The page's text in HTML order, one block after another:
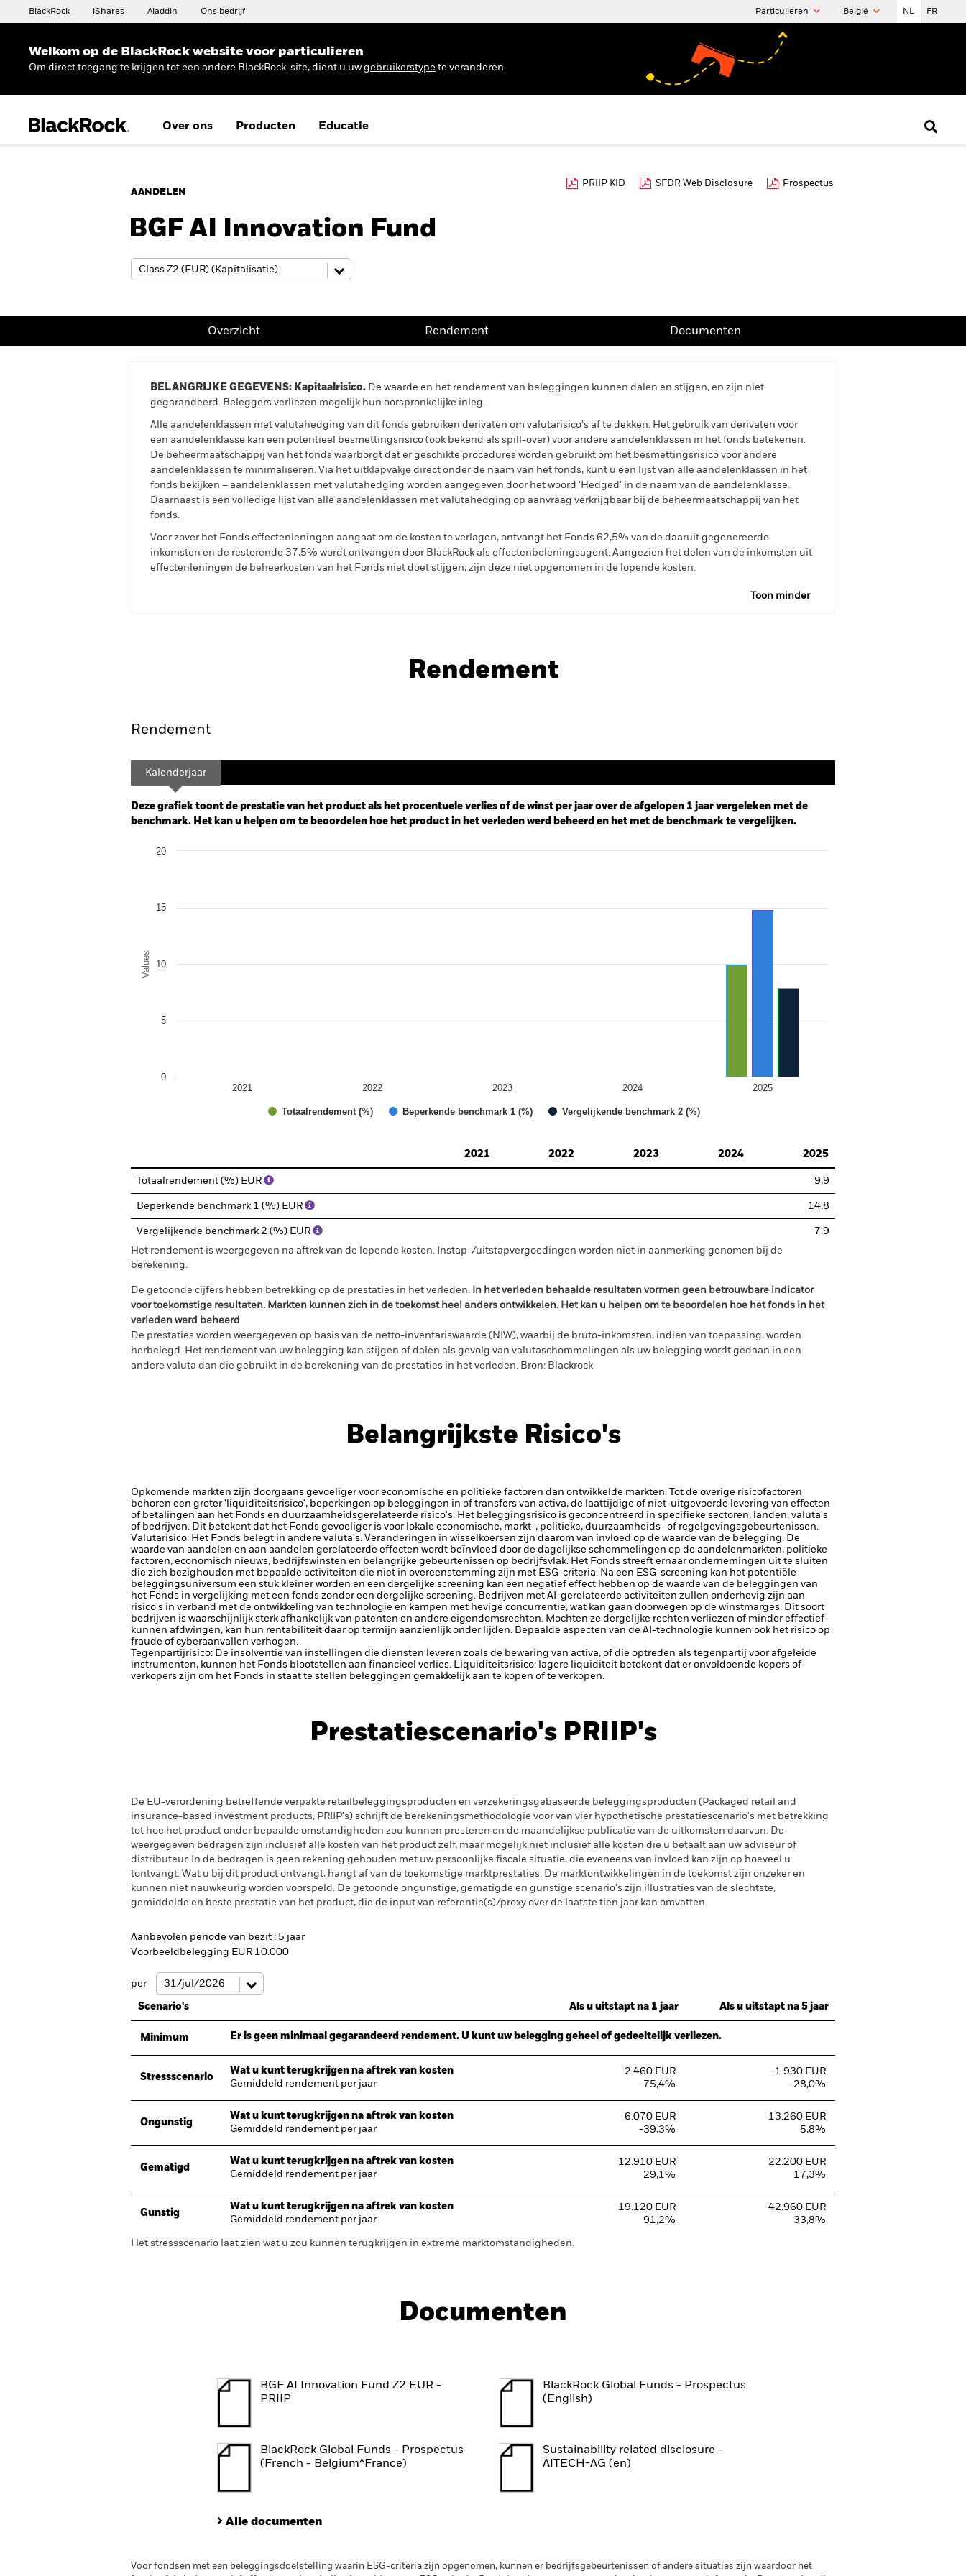
BlackRock iShares Aladdin Ons bedrijf Particulieren België NL FR
Welkom op de BlackRock website voor particulieren
Om direct toegang te krijgen tot een andere BlackRock-site, dient u uw gebruikerstype te veranderen.
Over ons Producten Educatie
AANDELEN
PRIIP KID SFDR Web Disclosure Prospectus
BGF AI Innovation Fund
Overzicht Rendement Documenten
BELANGRIJKE GEGEVENS: Kapitaalrisico. De waarde en het rendement van beleggingen kunnen dalen en stijgen, en zijn niet
gegarandeerd. Beleggers verliezen mogelijk hun oorspronkelijke inleg.
Alle aandelenklassen met valutahedging van dit fonds gebruiken derivaten om valutarisico's af te dekken. Het gebruik van derivaten voor
een aandelenklasse kan een potentieel besmettingsrisico (ook bekend als spill-over) voor andere aandelenklassen in het fonds betekenen.
De beheermaatschappij van het fonds waarborgt dat er geschikte procedures worden gebruikt om het besmettingsrisico voor andere
aandelenklassen te minimaliseren. Via het uitklapvakje direct onder de naam van het fonds, kunt u een lijst van alle aandelenklassen in het
fonds bekijken – aandelenklassen met valutahedging worden aangegeven door het woord 'Hedged' in de naam van de aandelenklasse.
Daarnaast is een volledige lijst van alle aandelenklassen met valutahedging op aanvraag verkrijgbaar bij de beheermaatschappij van het
fonds.
Voor zover het Fonds effectenleningen aangaat om de kosten te verlagen, ontvangt het Fonds 62,5% van de daaruit gegenereerde
inkomsten en de resterende 37,5% wordt ontvangen door BlackRock als effectenbeleningsagent. Aangezien het delen van de inkomsten uit
effectenleningen de beheerkosten van het Fonds niet doet stijgen, zijn deze niet opgenomen in de lopende kosten.
Toon minder
Rendement
Rendement
Rendement
Kalenderjaar
Deze grafiek toont de prestatie van het product als het procentuele verlies of de winst per jaar over de afgelopen 1 jaar vergeleken met de
benchmark. Het kan u helpen om te beoordelen hoe het product in het verleden werd beheerd en het met de benchmark te vergelijken.
Chart
Bar chart with 3 data series.
Values
Totaalrendement (%) Beperkende benchmark 1 (%) Vergelijkende benchmark 2 (%)
2021 2022 2023 2024 2025
0
5
10
15
20
2021
2022 2023 2024 2025
Totaalrendement (%) EUR 9,9
Beperkende benchmark 1 (%) EUR 14,8
Vergelijkende benchmark 2 (%) EUR
7,9
Het rendement is weergegeven na aftrek van de lopende kosten. Instap-/uitstapvergoedingen worden niet in aanmerking genomen bij de
berekening.
De getoonde cijfers hebben betrekking op de prestaties in het verleden. In het verleden behaalde resultaten vormen geen betrouwbare indicator
voor toekomstige resultaten. Markten kunnen zich in de toekomst heel anders ontwikkelen. Het kan u helpen om te beoordelen hoe het fonds in het
verleden werd beheerd
De prestaties worden weergegeven op basis van de netto-inventariswaarde (NIW), waarbij de bruto-inkomsten, indien van toepassing, worden
herbelegd. Het rendement van uw belegging kan stijgen of dalen als gevolg van valutaschommelingen als uw belegging wordt gedaan in een
andere valuta dan die gebruikt in de berekening van de prestaties in het verleden. Bron: Blackrock
Belangrijkste Risico's
Opkomende markten zijn doorgaans gevoeliger voor economische en politieke factoren dan ontwikkelde markten. Tot de overige risicofactoren
behoren een groter 'liquiditeitsrisico', beperkingen op beleggingen in of transfers van activa, de laattijdige of niet-uitgevoerde levering van effecten
of betalingen aan het Fonds en duurzaamheidsgerelateerde risico's. Het beleggingsrisico is geconcentreerd in specifieke sectoren, landen, valuta's
of bedrijven. Dit betekent dat het Fonds gevoeliger is voor lokale economische, markt-, politieke, duurzaamheids- of regelgevingsgebeurtenissen.
Valutarisico: Het Fonds belegt in andere valuta's. Veranderingen in wisselkoersen zijn daarom van invloed op de waarde van de belegging. De
waarde van aandelen en aan aandelen gerelateerde effecten wordt beïnvloed door de dagelijkse schommelingen op de aandelenmarkten, politieke
factoren, economisch nieuws, bedrijfswinsten en belangrijke gebeurtenissen op bedrijfsvlak. Het Fonds streeft ernaar ondernemingen uit te sluiten
die zich bezighouden met bepaalde activiteiten die niet in overeenstemming zijn met ESG-criteria. Na een ESG-screening kan het potentiële
beleggingsuniversum een stuk kleiner worden en een dergelijke screening kan een negatief effect hebben op de waarde van de beleggingen van
het Fonds in vergelijking met een fonds zonder een dergelijke screening. Bedrijven met AI-gerelateerde activiteiten zullen onderhevig zijn aan
risico's in verband met de ontwikkeling van technologie en kampen met hevige concurrentie, wat kan gaan doorwegen op de winstmarges. Dit soort
bedrijven is waarschijnlijk sterk afhankelijk van patenten en andere eigendomsrechten. Mochten ze dergelijke rechten verliezen of minder effectief
kunnen afdwingen, kan hun rentabiliteit daar op termijn aanzienlijk onder lijden. Bepaalde aspecten van de AI-technologie kunnen ook het risico op
fraude of cyberaanvallen verhogen.
Tegenpartijrisico: De insolventie van instellingen die diensten leveren zoals de bewaring van activa, of die optreden als tegenpartij voor afgeleide
instrumenten, kunnen het Fonds blootstellen aan financieel verlies. Liquiditeitsrisico: lagere liquiditeit betekent dat er onvoldoende kopers of
verkopers zijn om het Fonds in staat te stellen beleggingen gemakkelijk aan te kopen of te verkopen.
Prestatiescenario's PRIIP's
De EU-verordening betreffende verpakte retailbeleggingsproducten en verzekeringsgebaseerde beleggingsproducten (Packaged retail and
insurance-based investment products, PRIIP's) schrijft de berekeningsmethodologie voor van vier hypothetische prestatiescenario's met betrekking
tot hoe het product onder bepaalde omstandigheden zou kunnen presteren en de maandelijkse publicatie van de uitkomsten daarvan. De
weergegeven bedragen zijn inclusief alle kosten van het product zelf, maar mogelijk niet inclusief alle kosten die u betaalt aan uw adviseur of
distributeur. In de bedragen is geen rekening gehouden met uw persoonlijke fiscale situatie, die eveneens van invloed kan zijn op hoeveel u
tontvangt. Wat u bij dit product ontvangt, hangt af van de toekomstige marktprestaties. De marktontwikkelingen in de toekomst zijn onzeker en
kunnen niet nauwkeurig worden voorspeld. De getoonde ongunstige, gematigde en gunstige scenario's zijn illustraties van de slechtste,
gemiddelde en beste prestatie van het product, die de input van referentie(s)/proxy over de laatste tien jaar kan omvatten.
Aanbevolen periode van bezit : 5 jaar
Voorbeeldbelegging EUR 10.000
per
Scenario's Als u uitstapt na 1 jaar Als u uitstapt na 5 jaar
Minimum Er is geen minimaal gegarandeerd rendement. U kunt uw belegging geheel of gedeeltelijk verliezen.
Stressscenario
Wat u kunt terugkrijgen na aftrek van kosten
Gemiddeld rendement per jaar
2.460 EUR
-75,4%
1.930 EUR
-28,0%
Ongunstig
Wat u kunt terugkrijgen na aftrek van kosten
Gemiddeld rendement per jaar
6.070 EUR
-39,3%
13.260 EUR
5,8%
Gematigd
Wat u kunt terugkrijgen na aftrek van kosten
Gemiddeld rendement per jaar
12.910 EUR
29,1%
22.200 EUR
17,3%
Gunstig
Wat u kunt terugkrijgen na aftrek van kosten
Gemiddeld rendement per jaar
19.120 EUR
91,2%
42.960 EUR
33,8%
Het stressscenario laat zien wat u zou kunnen terugkrijgen in extreme marktomstandigheden.
Documenten
BGF AI Innovation Fund Z2 EUR -
PRIIP
BlackRock Global Funds - Prospectus
(English)
BlackRock Global Funds - Prospectus
(French - Belgium^France)
Sustainability related disclosure -
AITECH-AG (en)
Alle documenten
Voor fondsen met een beleggingsdoelstelling waarin ESG-criteria zijn opgenomen, kunnen er bedrijfsgebeurtenissen of andere situaties zijn waardoor het